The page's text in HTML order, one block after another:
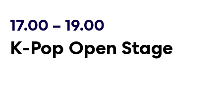
17.00 – 19.00
K-Pop Open Stage